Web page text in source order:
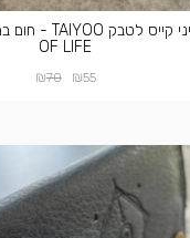
OF LIFE
₪55
₪70